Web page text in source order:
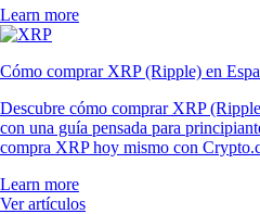
Learn more
Cómo comprar XRP (Ripple) en
Descubre cómo comprar XRP
con una guía pensada para
compra XRP hoy mismo con
Learn more
Ver artículos